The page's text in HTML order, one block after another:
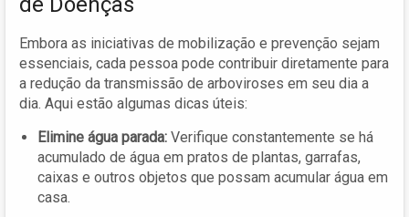
Embora as iniciativas de mobilização e prevenção sejam
essenciais, cada pessoa pode contribuir diretamente para
a redução da transmissão de arboviroses em seu dia a
dia. Aqui estão algumas dicas úteis:
Elimine água parada: Verifique constantemente se há
acumulado de água em pratos de plantas, garrafas,
caixas e outros objetos que possam acumular água em
casa.